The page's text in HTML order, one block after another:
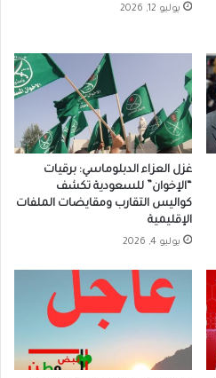
يوليو 12, 2026
غزل العزاء الدبلوماسي: برقيات
“الإخوان” للسعودية تكشف
كواليس التقارب ومقايضات الملفات
الإقليمية
يوليو 4, 2026